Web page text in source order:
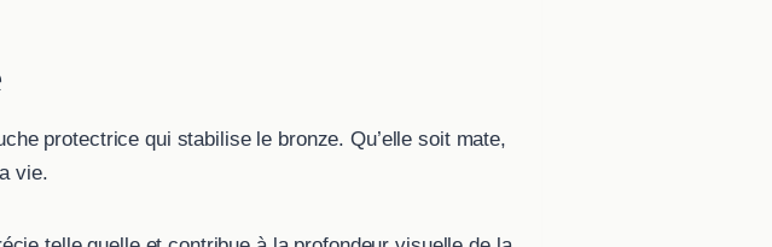
protectrice qui stabilise le bronze. Qu’elle soit mate,
vie.